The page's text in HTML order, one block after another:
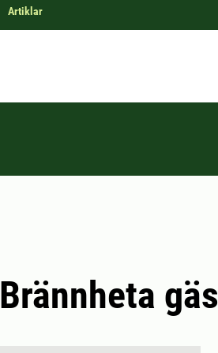
Artiklar
Brännheta